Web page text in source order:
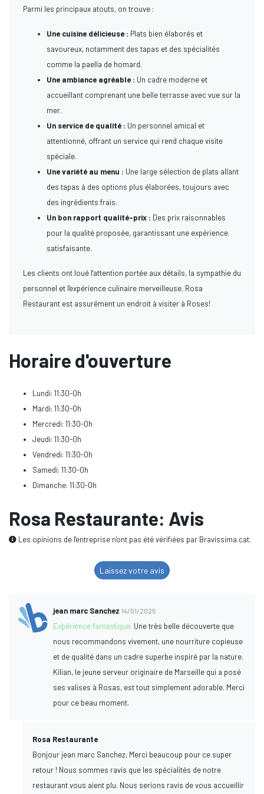
Parmi les principaux atouts, on trouve :
Une cuisine délicieuse : Plats bien élaborés et
savoureux, notamment des tapas et des spécialités
comme la paella de homard.
Une ambiance agréable : Un cadre moderne et
accueillant comprenant une belle terrasse avec vue sur la
mer.
Un service de qualité : Un personnel amical et
attentionné, offrant un service qui rend chaque visite
spéciale.
Une variété au menu : Une large sélection de plats allant
des tapas à des options plus élaborées, toujours avec
des ingrédients frais.
Un bon rapport qualité-prix : Des prix raisonnables
pour la qualité proposée, garantissant une expérience
satisfaisante.
Les clients ont loué l'attention portée aux détails, la sympathie du
personnel et l'expérience culinaire merveilleuse. Rosa
Restaurant est assurément un endroit à visiter à Roses!
Horaire d'ouverture
Lundi: 11:30-0h
Mardi: 11:30-0h
Mercredi: 11:30-0h
Jeudi: 11:30-0h
Vendredi: 11:30-0h
Samedi: 11:30-0h
Dimanche: 11:30-0h
Rosa Restaurante: Avis
Les opinions de l'entreprise n'ont pas été vérifiées par Bravissima.cat.
Laissez votre avis
jean marc Sanchez 14/01/2025
Expérience fantastique: Une très belle découverte que
nous recommandons vivement, une nourriture copieuse
et de qualité dans un cadre superbe inspiré par la nature.
Kilian, le jeune serveur originaire de Marseille qui a posé
ses valises à Rosas, est tout simplement adorable. Merci
pour ce beau moment.
Rosa Restaurante
Bonjour jean marc Sanchez, Merci beaucoup pour ce super
retour ! Nous sommes ravis que les spécialités de notre
restaurant vous aient plu. Nous serions ravis de vous accueillir